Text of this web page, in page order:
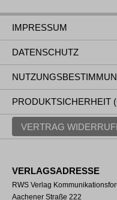
IMPRESSUM
DATENSCHUTZ
PRODUKTSICHERHEIT
VERTRAG
VERLAGSADRESSE
RWS Verlag
Aachener Straße 222